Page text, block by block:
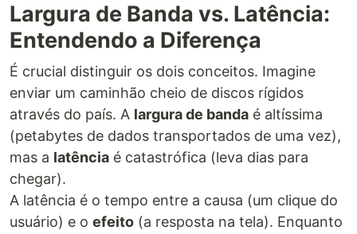
Largura de Banda vs. Latência:
Entendendo a Diferença
É crucial distinguir os dois conceitos. Imagine
enviar um caminhão cheio de discos rígidos
através do país. A largura de banda é altíssima
(petabytes de dados transportados de uma vez),
mas a latência é catastrófica (leva dias para
chegar).
A latência é o tempo entre a causa (um clique do
usuário) e o efeito (a resposta na tela). Enquanto